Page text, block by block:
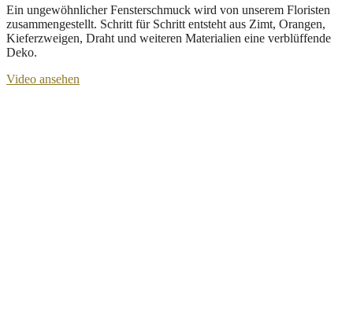
Ein ungewöhnlicher Fensterschmuck wird von unserem Floristen
zusammengestellt. Schritt für Schritt entsteht aus Zimt, Orangen,
Kieferzweigen, Draht und weiteren Materialien eine verblüffende
Deko.
Video ansehen